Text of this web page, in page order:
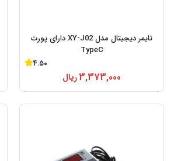
تایمر دیجیتال مدل XY-J02 دارای پورت
TypeC
4.50
3,373,000ریال